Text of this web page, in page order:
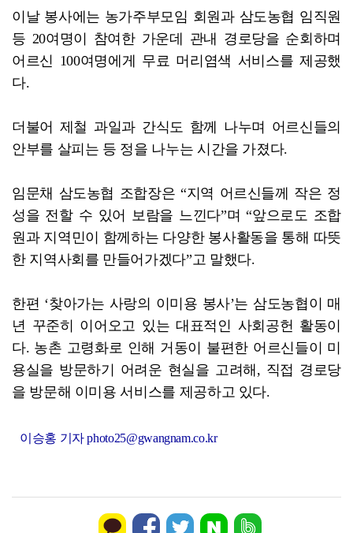
이날 봉사에는 농가주부모임 회원과 삼도농협 임직원
등 20여명이 참여한 가운데 관내 경로당을 순회하며
어르신 100여명에게 무료 머리염색 서비스를 제공했
다.
더불어 제철 과일과 간식도 함께 나누며 어르신들의
안부를 살피는 등 정을 나누는 시간을 가졌다.
임문채 삼도농협 조합장은 “지역 어르신들께 작은 정
성을 전할 수 있어 보람을 느낀다”며 “앞으로도 조합
원과 지역민이 함께하는 다양한 봉사활동을 통해 따뜻
한 지역사회를 만들어가겠다”고 말했다.
한편 ‘찾아가는 사랑의 이미용 봉사’는 삼도농협이 매
년 꾸준히 이어오고 있는 대표적인 사회공헌 활동이
다. 농촌 고령화로 인해 거동이 불편한 어르신들이 미
용실을 방문하기 어려운 현실을 고려해, 직접 경로당
을 방문해 이미용 서비스를 제공하고 있다.
이승홍 기자 photo25@gwangnam.co.kr